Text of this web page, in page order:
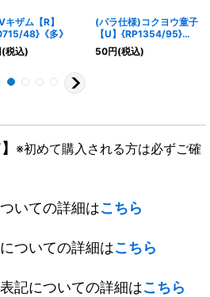
キザム【R】
48}《多》
(税込)
(パラ仕様)コクヨウ童子
【U】{RP1354/95}
《多》
50円(税込)
※初めて購入される方は必ずご確
いての詳細はこちら
ついての詳細はこちら
記についての詳細はこちら